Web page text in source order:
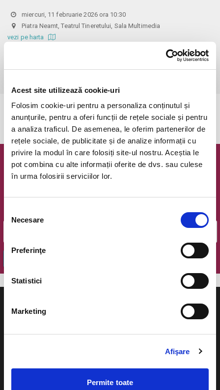
Acest site utilizează cookie-uri
Folosim cookie-uri pentru a personaliza conținutul și
anunțurile, pentru a oferi funcții de rețele sociale și pentru
a analiza traficul. De asemenea, le oferim partenerilor de
rețele sociale, de publicitate și de analize informații cu
privire la modul în care folosiți site-ul nostru. Aceștia le
pot combina cu alte informații oferite de dvs. sau culese
în urma folosirii serviciilor lor.
consimțământului
Necesare
Preferinţe
Statistici
Marketing
Afişare
Permite toate
miercuri, 11 februarie 2026 ora 10:30
Piatra Neamt, Teatrul Tineretului, Sala Multimedia
vezi pe harta
Evenimentul a expirat.
Newsletter @ Bilete.ro
evenimente.
Teatru